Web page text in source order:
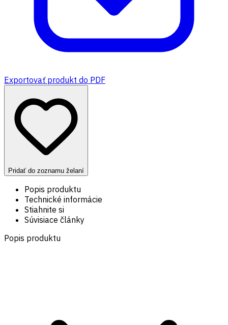
Exportovať produkt do PDF
Pridať do zoznamu želaní
Popis produktu
Technické informácie
Stiahnite si
Súvisiace články
Popis produktu